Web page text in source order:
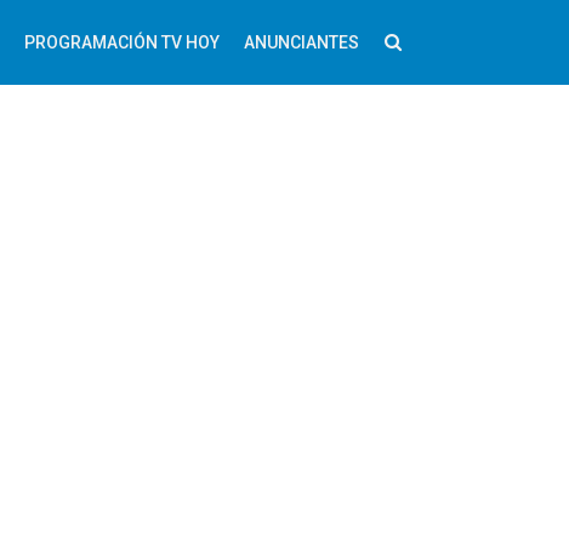
PROGRAMACIÓN TV HOY ANUNCIANTES